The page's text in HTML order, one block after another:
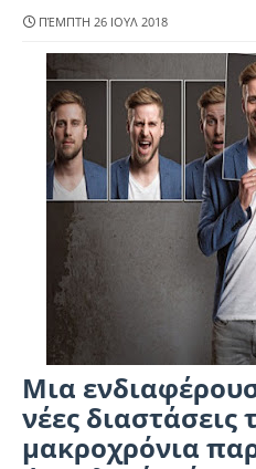
ΠΈΜΠΤΗ 26 ΙΟΥΛ 2018
Μια
νέες διαστάσεις
μακροχρόνια